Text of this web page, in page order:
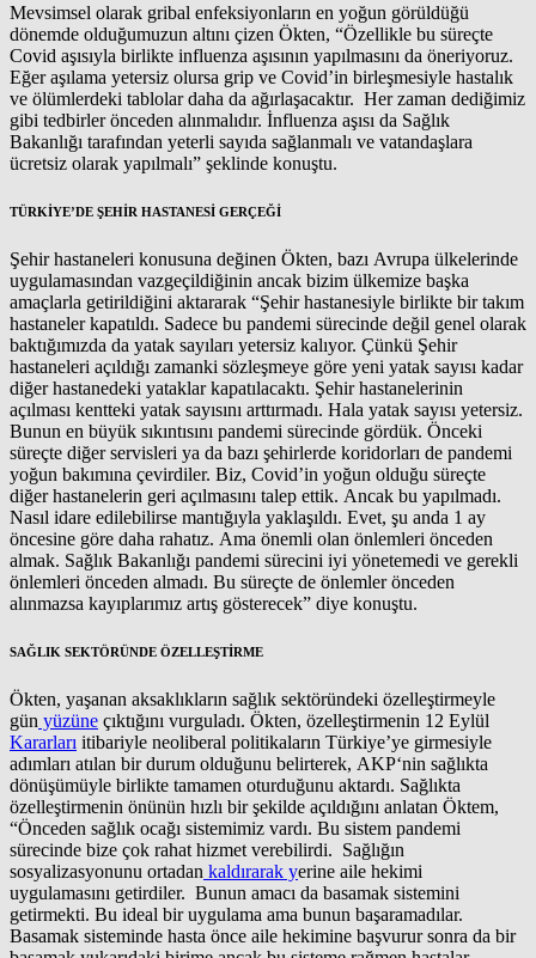
Mevsimsel olarak gribal enfeksiyonların en yoğun görüldüğü
dönemde olduğumuzun altını çizen Ökten, “Özellikle bu süreçte
Covid aşısıyla birlikte influenza aşısının yapılmasını da öneriyoruz.
Eğer aşılama yetersiz olursa grip ve Covid’in birleşmesiyle hastalık
ve ölümlerdeki tablolar daha da ağırlaşacaktır. Her zaman dediğimiz
gibi tedbirler önceden alınmalıdır. İnfluenza aşısı da Sağlık
Bakanlığı tarafından yeterli sayıda sağlanmalı ve vatandaşlara
ücretsiz olarak yapılmalı” şeklinde konuştu.
TÜRKİYE’DE ŞEHİR HASTANESİ GERÇEĞİ
Şehir hastaneleri konusuna değinen Ökten, bazı Avrupa ülkelerinde
uygulamasından vazgeçildiğinin ancak bizim ülkemize başka
amaçlarla getirildiğini aktararak “Şehir hastanesiyle birlikte bir takım
hastaneler kapatıldı. Sadece bu pandemi sürecinde değil genel olarak
baktığımızda da yatak sayıları yetersiz kalıyor. Çünkü Şehir
hastaneleri açıldığı zamanki sözleşmeye göre yeni yatak sayısı kadar
diğer hastanedeki yataklar kapatılacaktı. Şehir hastanelerinin
açılması kentteki yatak sayısını arttırmadı. Hala yatak sayısı yetersiz.
Bunun en büyük sıkıntısını pandemi sürecinde gördük. Önceki
süreçte diğer servisleri ya da bazı şehirlerde koridorları de pandemi
yoğun bakımına çevirdiler. Biz, Covid’in yoğun olduğu süreçte
diğer hastanelerin geri açılmasını talep ettik. Ancak bu yapılmadı.
Nasıl idare edilebilirse mantığıyla yaklaşıldı. Evet, şu anda 1 ay
öncesine göre daha rahatız. Ama önemli olan önlemleri önceden
almak. Sağlık Bakanlığı pandemi sürecini iyi yönetemedi ve gerekli
önlemleri önceden almadı. Bu süreçte de önlemler önceden
alınmazsa kayıplarımız artış gösterecek” diye konuştu.
SAĞLIK SEKTÖRÜNDE ÖZELLEŞTİRME
Ökten, yaşanan aksaklıkların sağlık sektöründeki özelleştirmeyle
gün yüzüne çıktığını vurguladı. Ökten, özelleştirmenin 12 Eylül
Kararları itibariyle neoliberal politikaların Türkiye’ye girmesiyle
adımları atılan bir durum olduğunu belirterek, AKP‘nin sağlıkta
dönüşümüyle birlikte tamamen oturduğunu aktardı. Sağlıkta
özelleştirmenin önünün hızlı bir şekilde açıldığını anlatan Öktem,
“Önceden sağlık ocağı sistemimiz vardı. Bu sistem pandemi
sürecinde bize çok rahat hizmet verebilirdi. Sağlığın
sosyalizasyonunu ortadan kaldırarak yerine aile hekimi
uygulamasını getirdiler. Bunun amacı da basamak sistemini
getirmekti. Bu ideal bir uygulama ama bunun başaramadılar.
Basamak sisteminde hasta önce aile hekimine başvurur sonra da bir